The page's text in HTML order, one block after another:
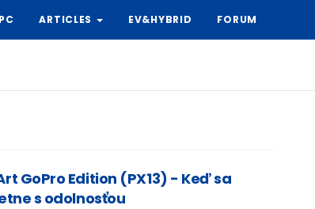
ARTICLES EV&HYBRID FORUM
GoPro Edition (PX13) - Keď sa
s odolnosťou